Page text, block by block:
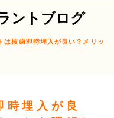
ントブログ
は抜歯即時埋入が良い？メリッ
時埋入が良